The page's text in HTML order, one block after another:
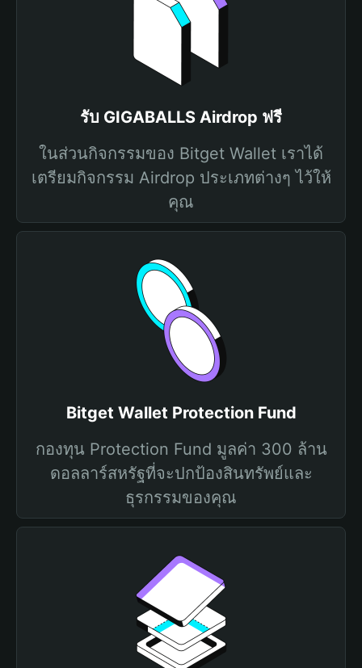
รับ GIGABALLS Airdrop ฟรี
ในส่วนกิจกรรมของ Bitget Wallet เราได้
เตรียมกิจกรรม Airdrop ประเภทต่างๆ ไว้ให้
คุณ
Bitget Wallet Protection Fund
กองทุน Protection Fund มูลค่า 300 ล้าน
ดอลลาร์สหรัฐที่จะปกป้องสินทรัพย์และ
ธุรกรรมของคุณ